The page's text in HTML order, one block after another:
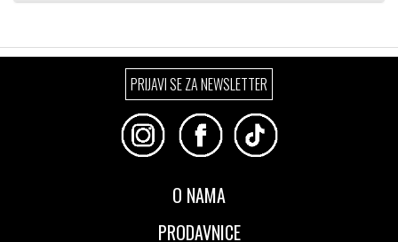
PRIJAVI SE ZA NEWSLETTER
O NAMA
PRODAVNICE